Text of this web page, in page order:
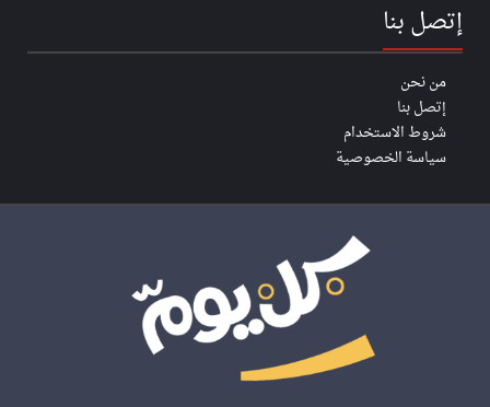
إتصل بنا
من نحن
إتصل بنا
شروط الاستخدام
سياسة الخصوصية